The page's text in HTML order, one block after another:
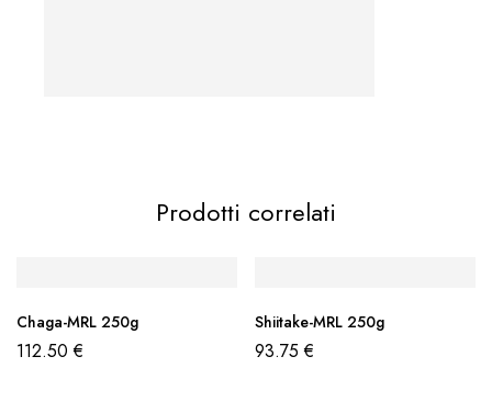
Prodotti correlati
Chaga-MRL 250g
112.50€
Shiitake-MRL 250g
93.75€